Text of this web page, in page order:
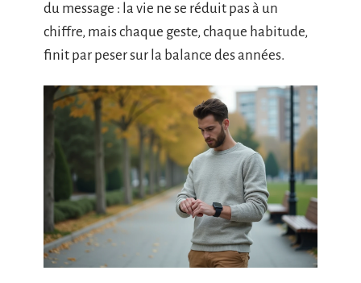
du message : la vie ne se réduit pas à un
chiffre, mais chaque geste, chaque habitude,
finit par peser sur la balance des années.